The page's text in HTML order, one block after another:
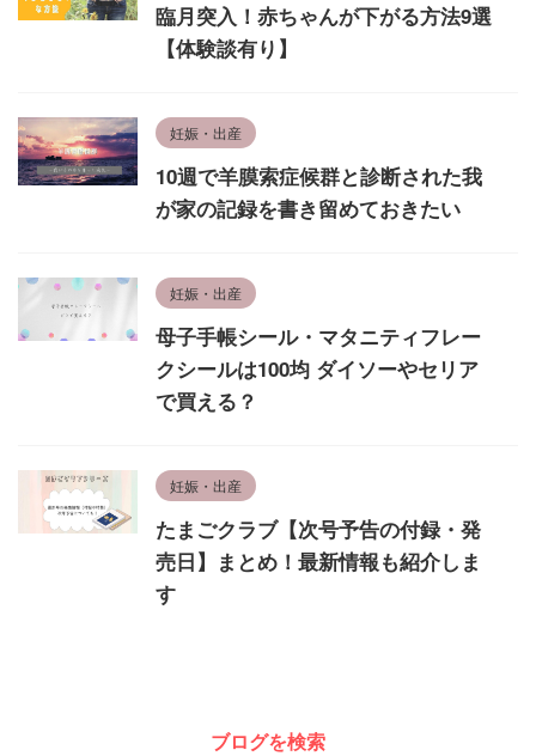
臨月突入！赤ちゃんが下がる方法9選
【体験談有り】
妊娠・出産
10週で羊膜索症候群と診断された我
が家の記録を書き留めておきたい
妊娠・出産
母子手帳シール・マタニティフレー
クシールは100均 ダイソーやセリア
で買える？
妊娠・出産
たまごクラブ【次号予告の付録・発
売日】まとめ！最新情報も紹介しま
す
ブログを検索